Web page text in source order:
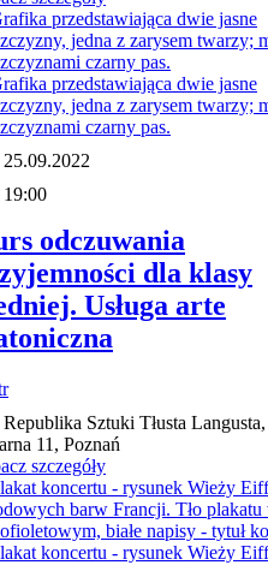
25.09.2022
19:00
odczuwania
dla klasy
Usługa arte
Republika Sztuki Tłusta
11, Poznań
szczegóły